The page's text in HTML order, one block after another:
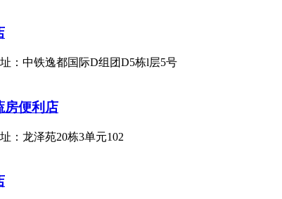
：中铁逸都国际D组团D5栋l层5号
房便利店
：龙泽苑20栋3单元102